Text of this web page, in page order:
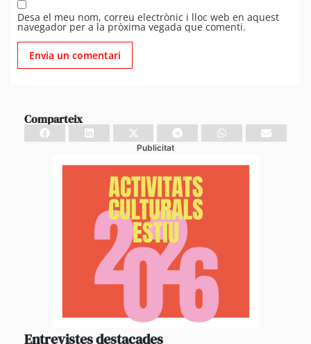
Desa el meu nom, correu electrònic i lloc web en aquest
navegador per a la pròxima vegada que comenti.
Comparteix
Publicitat
Entrevistes destacades